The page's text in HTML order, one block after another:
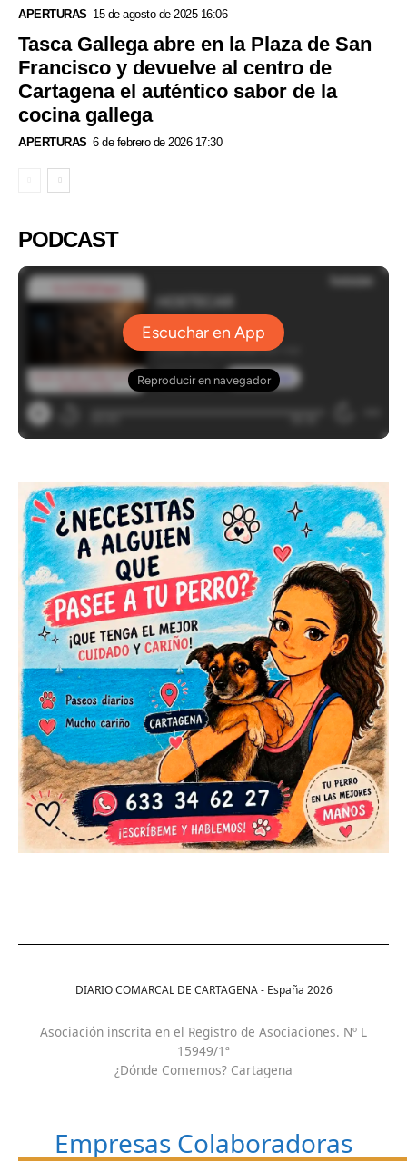
APERTURAS 15 de agosto de 2025 16:06
Tasca Gallega abre en la Plaza de San
Francisco y devuelve al centro de
Cartagena el auténtico sabor de la
cocina gallega
APERTURAS 6 de febrero de 2026 17:30
PODCAST
DIARIO COMARCAL DE CARTAGENA - España 2026
Asociación inscrita en el Registro de Asociaciones. Nº L
15949/1ª
¿Dónde Comemos? Cartagena
Empresas Colaboradoras